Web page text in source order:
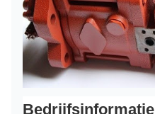
Bedrijfsinformatie